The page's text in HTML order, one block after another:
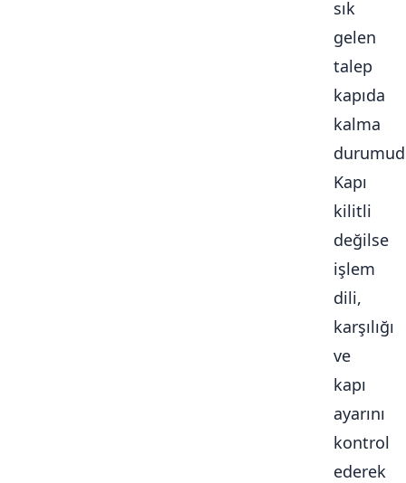
sık
gelen
talep
kapıda
kalma
Kapı
kilitli
değilse
işlem
dili,
karşılığı
ve
kapı
ayarını
kontrol
ederek